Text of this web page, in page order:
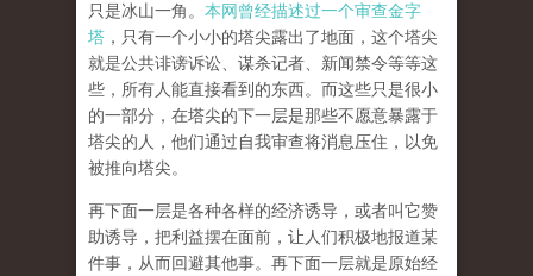
只是冰山一角。 本网曾经描述过一个审查金字
塔 ，只有一个小小的塔尖露出了地面，这个塔尖
就是公共诽谤诉讼、谋杀记者、新闻禁令等等这
些，所有人能直接看到的东西。而这些只是很小
的一部分，在塔尖的下一层是那些不愿意暴露于
塔尖的人，他们通过自我审查将消息压住，以免
被推向塔尖。
再下面一层是各种各样的经济诱导，或者叫它赞
助诱导，把利益摆在面前，让人们积极地报道某
件事，从而回避其他事。再下面一层就是原始经